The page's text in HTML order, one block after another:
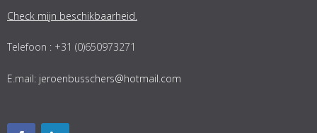
Check mijn beschikbaarheid.
Telefoon : +31 (0)650973271
E.mail: jeroenbusschers@hotmail.com